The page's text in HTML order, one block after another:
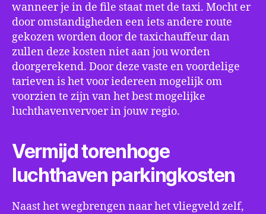
wanneer je in de file staat met de taxi. Mocht er
door omstandigheden een iets andere route
gekozen worden door de taxichauffeur dan
zullen deze kosten niet aan jou worden
doorgerekend. Door deze vaste en voordelige
tarieven is het voor iedereen mogelijk om
voorzien te zijn van het best mogelijke
luchthavenvervoer in jouw regio.
Vermijd torenhoge
luchthaven parkingkosten
Naast het wegbrengen naar het vliegveld zelf,